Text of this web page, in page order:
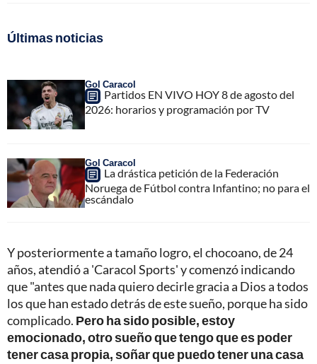
Últimas noticias
Gol Caracol
Partidos EN VIVO HOY 8 de agosto del
2026: horarios y programación por TV
Gol Caracol
La drástica petición de la Federación
Noruega de Fútbol contra Infantino; no para el
escándalo
Y posteriormente a tamaño logro, el chocoano, de 24
años, atendió a 'Caracol Sports' y comenzó indicando
que "antes que nada quiero decirle gracia a Dios a todos
los que han estado detrás de este sueño, porque ha sido
complicado. Pero ha sido posible, estoy
emocionado, otro sueño que tengo que es poder
tener casa propia, soñar que puedo tener una casa